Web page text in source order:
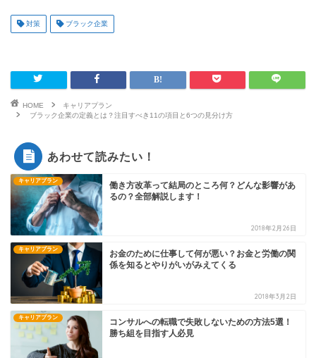
対策 ブラック企業
HOME
キャリアプラン
ブラック企業の定義とは？注目すべき11の項目と6つの見分け方
あわせて読みたい！
キャリアプラン
働き方改革って結局のところ何？どんな影響があ
るの？全部解説します！
2018年2月26日
キャリアプラン
お金のために仕事して何が悪い？お金と労働の関
係を知るとやりがいがみえてくる
2018年3月2日
キャリアプラン
コンサルへの転職で失敗しないための方法5選！
勝ち組を目指す人必見